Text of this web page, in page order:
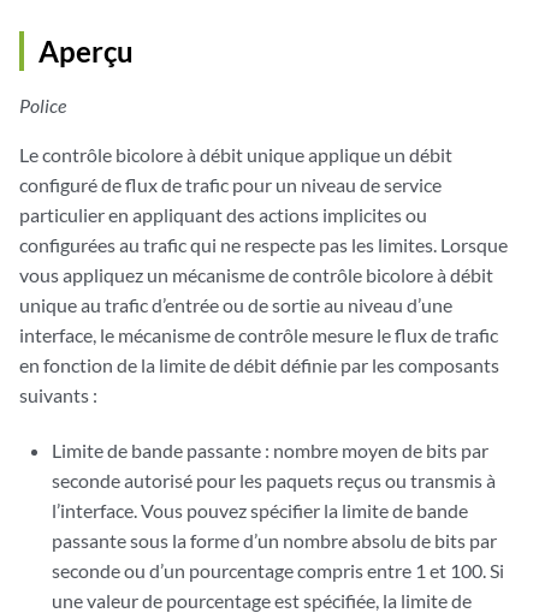
Aperçu
Police
Le contrôle bicolore à débit unique applique un débit
configuré de flux de trafic pour un niveau de service
particulier en appliquant des actions implicites ou
configurées au trafic qui ne respecte pas les limites. Lorsque
vous appliquez un mécanisme de contrôle bicolore à débit
unique au trafic d’entrée ou de sortie au niveau d’une
interface, le mécanisme de contrôle mesure le flux de trafic
en fonction de la limite de débit définie par les composants
suivants :
Limite de bande passante : nombre moyen de bits par
seconde autorisé pour les paquets reçus ou transmis à
l’interface. Vous pouvez spécifier la limite de bande
passante sous la forme d’un nombre absolu de bits par
seconde ou d’un pourcentage compris entre 1 et 100. Si
une valeur de pourcentage est spécifiée, la limite de